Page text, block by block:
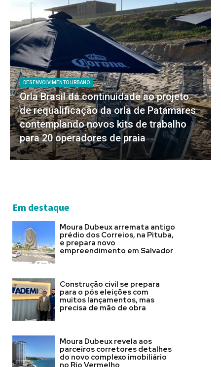
DESENVOLVIMENTO URBANO
Orla Brasil dá continuidade ao projeto
de requalificação da orla de Patamares
contemplando novos kits de trabalho
para 20 operadores de praia
Em destaque
Moura Dubeux arremata antigo
prédio dos Correios, na Pituba,
e prepara novo
empreendimento em Salvador
Construção civil se prepara
para o pós eleições com
muitos lançamentos, mas
precisa de mão de obra
Moura Dubeux revela aos
parceiros corretores detalhes
do novo complexo imobiliário
no Rio Vermelho